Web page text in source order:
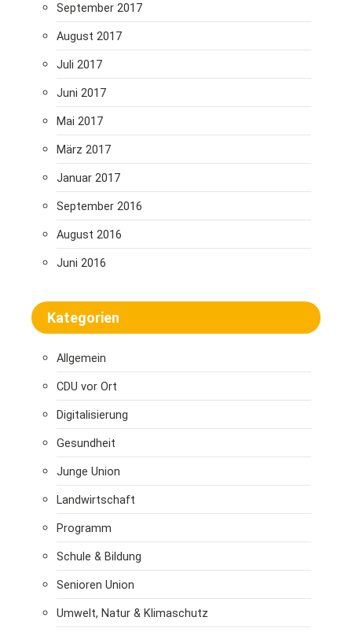
September 2017
August 2017
Juli 2017
Juni 2017
Mai 2017
März 2017
Januar 2017
September 2016
August 2016
Juni 2016
Kategorien
Allgemein
CDU vor Ort
Digitalisierung
Gesundheit
Junge Union
Landwirtschaft
Programm
Schule & Bildung
Senioren Union
Umwelt, Natur & Klimaschutz